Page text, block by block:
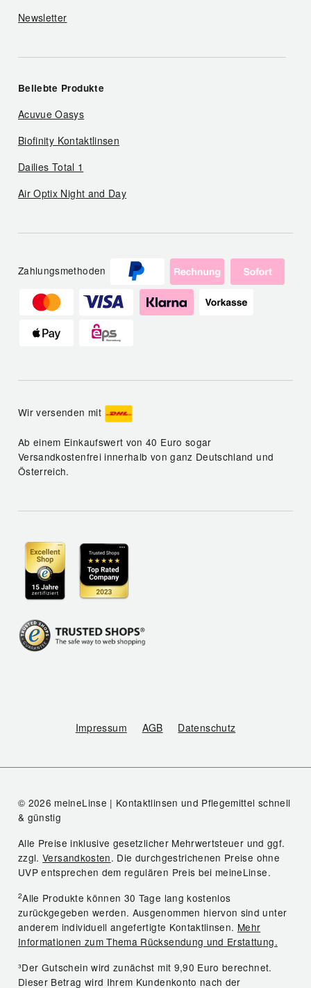
Newsletter
Beliebte Produkte
Acuvue Oasys
Biofinity Kontaktlinsen
Dailies Total 1
Air Optix Night and Day
Zahlungsmethoden
Wir versenden mit
Ab einem Einkaufswert von 40 Euro sogar
Versandkostenfrei innerhalb von ganz Deutschland und
Österreich.
Impressum AGB Datenschutz
© 2026 meineLinse | Kontaktlinsen und Pflegemittel schnell
& günstig
Alle Preise inklusive gesetzlicher Mehrwertsteuer und ggf.
zzgl.Versandkosten. Die durchgestrichenen Preise ohne
UVP entsprechen dem regulären Preis bei meineLinse.
2Alle Produkte können 30 Tage lang kostenlos
zurückgegeben werden. Ausgenommen hiervon sind unter
anderem individuell angefertigte Kontaktlinsen. Mehr
Informationen zum Thema Rücksendung und Erstattung.
³Der Gutschein wird zunächst mit 9,90 Euro berechnet.
Dieser Betrag wird Ihrem Kundenkonto nach der